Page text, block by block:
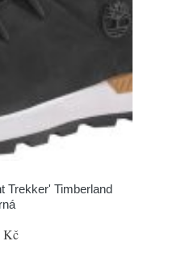
Trekker' Timberland
Kč